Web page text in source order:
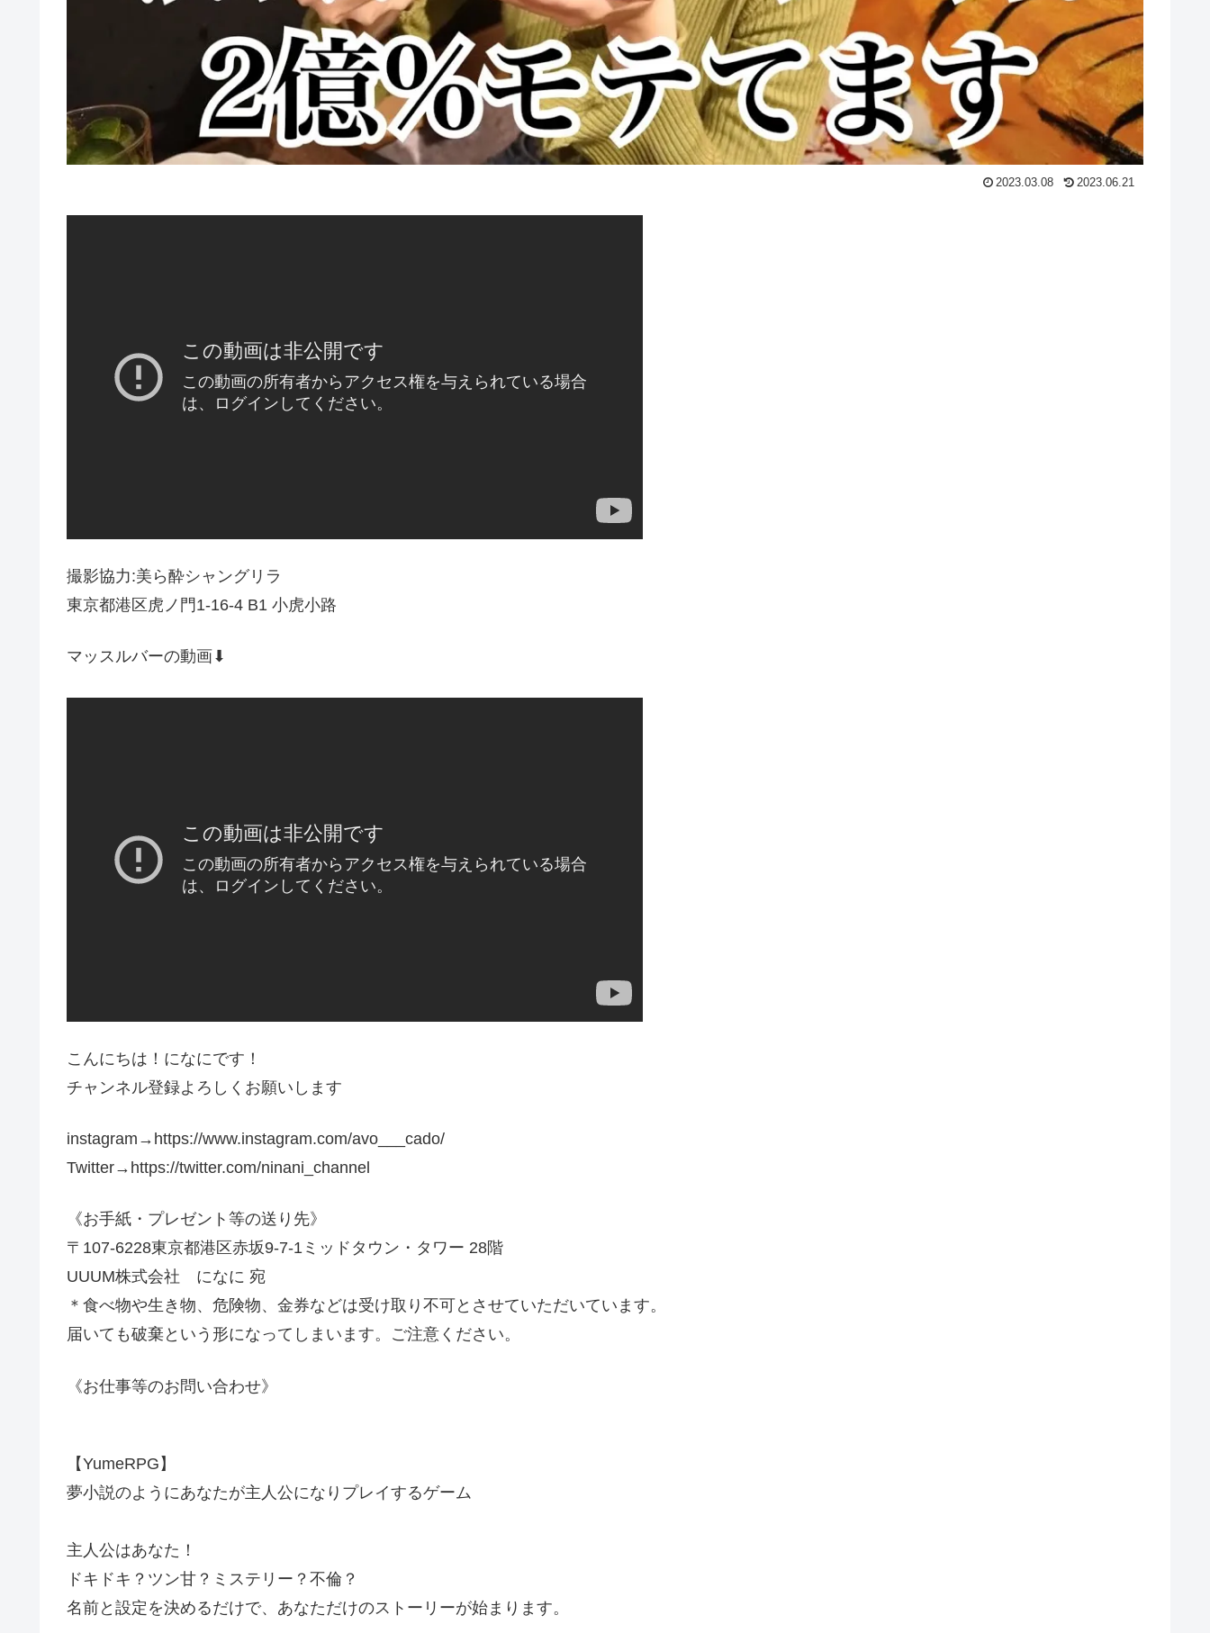
2023.03.08 2023.06.21
撮影協力:美ら酔シャングリラ
東京都港区虎ノ門1-16-4 B1 小虎小路
マッスルバーの動画⬇︎
こんにちは！になにです！
チャンネル登録よろしくお願いします
instagram→https://www.instagram.com/avo___cado/
Twitter→https://twitter.com/ninani_channel
《お手紙・プレゼント等の送り先》
〒107-6228東京都港区赤坂9-7-1ミッドタウン・タワー 28階
UUUM株式会社 になに 宛
＊食べ物や生き物、危険物、金券などは受け取り不可とさせていただいています。
届いても破棄という形になってしまいます。ご注意ください。
《お仕事等のお問い合わせ》
【YumeRPG】
夢小説のようにあなたが主人公になりプレイするゲーム
主人公はあなた！
ドキドキ？ツン甘？ミステリー？不倫？
名前と設定を決めるだけで、あなただけのストーリーが始まります。